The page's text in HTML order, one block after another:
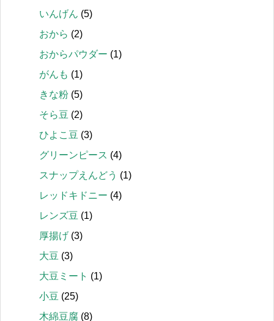
いんげん (5)
おから (2)
おからパウダー (1)
がんも (1)
きな粉 (5)
そら豆 (2)
ひよこ豆 (3)
グリーンピース (4)
スナップえんどう (1)
レッドキドニー (4)
レンズ豆 (1)
厚揚げ (3)
大豆 (3)
大豆ミート (1)
小豆 (25)
木綿豆腐 (8)